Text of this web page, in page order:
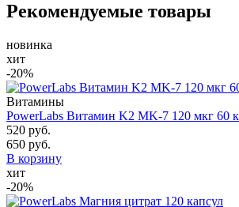
Рекомендуемые товары
новинка
хит
-20%
Витамины
PowerLabs Витамин K2 MK-7 120 мкг 60
520 руб.
650 руб.
В корзину
хит
-20%